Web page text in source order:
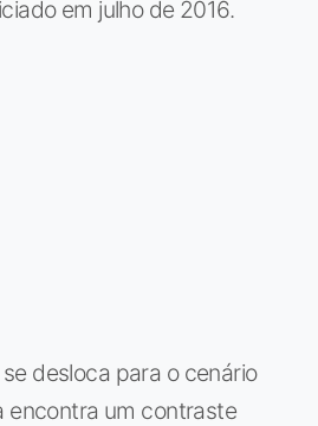
em julho de 2016.
desloca para o cenário
encontra um contraste